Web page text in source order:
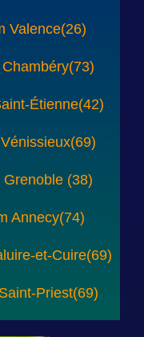
Valence(26)
Étienne(42)
(38)
Annecy(74)
et-Cuire(69)
Priest(69)